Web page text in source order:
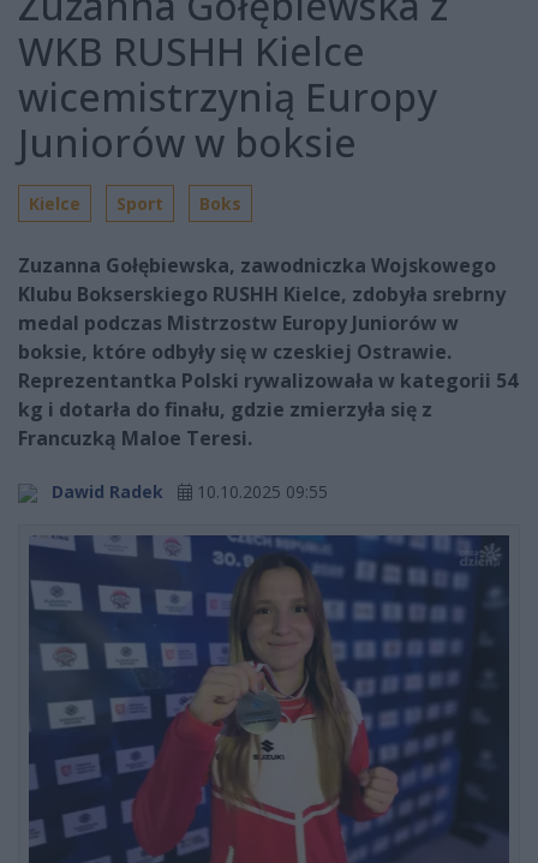
WKB RUSHH Kielce
wicemistrzynią Europy
Juniorów w boksie
Kielce Sport Boks
Zuzanna Gołębiewska, zawodniczka Wojskowego
Klubu Bokserskiego RUSHH Kielce, zdobyła srebrny
medal podczas Mistrzostw Europy Juniorów w
boksie, które odbyły się w czeskiej Ostrawie.
Reprezentantka Polski rywalizowała w kategorii 54
kg i dotarła do finału, gdzie zmierzyła się z
Francuzką Maloe Teresi.
Dawid Radek 10.10.2025 09:55